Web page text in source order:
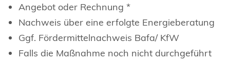
Angebot oder Rechnung *
Nachweis über eine erfolgte Energieberatung
Ggf. Fördermittelnachweis Bafa/ KfW
Falls die Maßnahme noch nicht durchgeführt